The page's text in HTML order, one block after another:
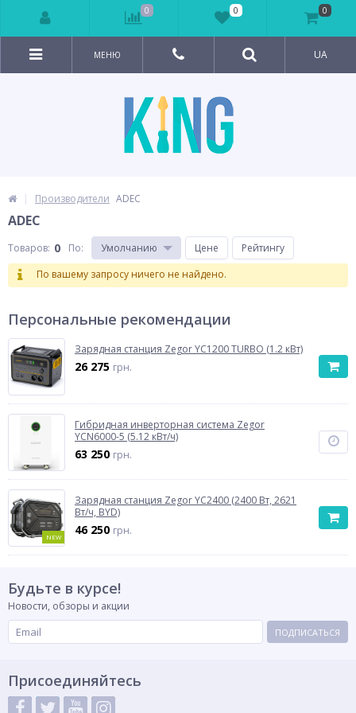
МЕНЮ UA
Производители ADEC
ADEC
Товаров: 0 По: Умолчанию Цене
Рейтингу
По вашему запросу ничего не найдено.
Персональные рекомендации
Зарядная станция Zegor YC1200 TURBO (1.2 кВт)
26 275 грн.
Гибридная инверторная система Zegor
YCN6000-5 (5.12 кВт/ч)
63 250 грн.
NEW
Зарядная станция Zegor YC2400 (2400 Вт, 2621
Вт/ч, BYD)
46 250 грн.
Будьте в курсе!
Новости, обзоры и акции
ПОДПИСАТЬСЯ
Присоединяйтесь
0 0 0